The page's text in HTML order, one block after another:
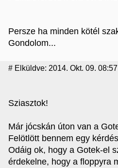
Persze ha minden kötél
Gondolom...
# Elküldve: 2014. Okt. 09. 08:57
Sziasztok!
Már jócskán úton van a
Felötlött bennem egy
Odáig ok, hogy a Gotek-el
érdekelne, hogy a floppyra